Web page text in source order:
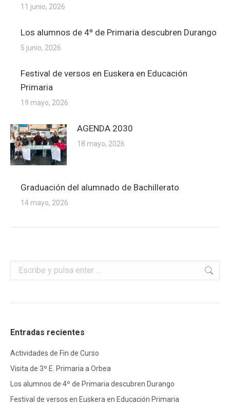
11 junio, 2026
Los alumnos de 4º de Primaria descubren Durango
5 junio, 2026
Festival de versos en Euskera en Educación
Primaria
19 mayo, 2026
AGENDA 2030
18 mayo, 2026
Graduación del alumnado de Bachillerato
14 mayo, 2026
Buscar:
Entradas recientes
Actividades de Fin de Curso
Visita de 3º E. Primaria a Orbea
Los alumnos de 4º de Primaria descubren Durango
Festival de versos en Euskera en Educación Primaria